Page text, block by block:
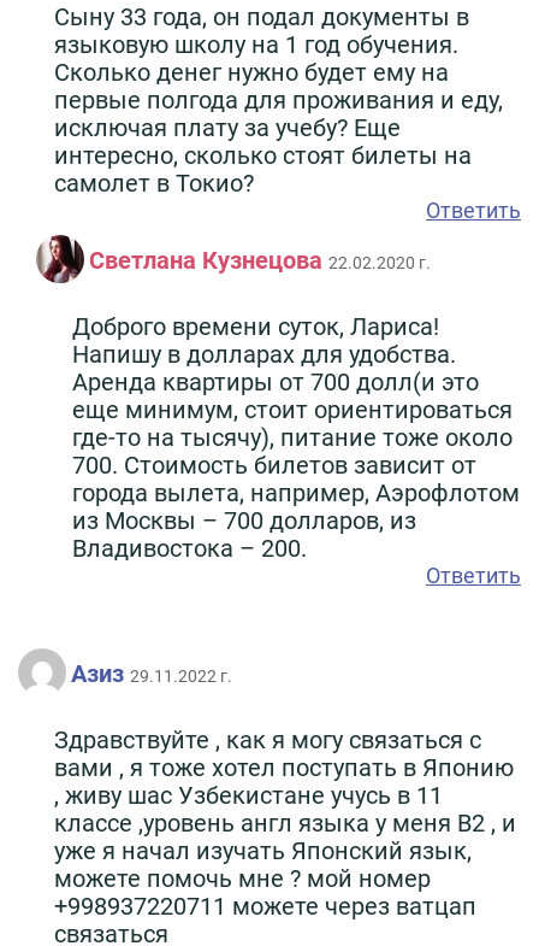
Сыну 33 года, он подал документы в
языковую школу на 1 год обучения.
Сколько денег нужно будет ему на
первые полгода для проживания и еду,
исключая плату за учебу? Еще
интересно, сколько стоят билеты на
самолет в Токио?
Ответить
Светлана Кузнецова 22.02.2020 г.
Доброго времени суток, Лариса!
Напишу в долларах для удобства.
Аренда квартиры от 700 долл(и это
еще минимум, стоит ориентироваться
где-то на тысячу), питание тоже около
700. Стоимость билетов зависит от
города вылета, например, Аэрофлотом
из Москвы – 700 долларов, из
Владивостока – 200.
Ответить
Азиз 29.11.2022 г.
Здравствуйте , как я могу связаться с
вами , я тоже хотел поступать в Японию
, живу шас Узбекистане учусь в 11
классе ,уровень англ языка у меня B2 , и
уже я начал изучать Японский язык,
можете помочь мне ? мой номер
+998937220711 можете через ватцап
связаться